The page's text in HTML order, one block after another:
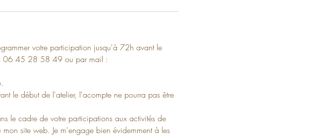
votre participation jusqu'à 72h avant le
06 45 28 58 49 ou par mail :
le début de l'atelier, l'acompte ne pourra pas être
le cadre de votre participations aux activités de
site web. Je m'engage bien évidemment à les